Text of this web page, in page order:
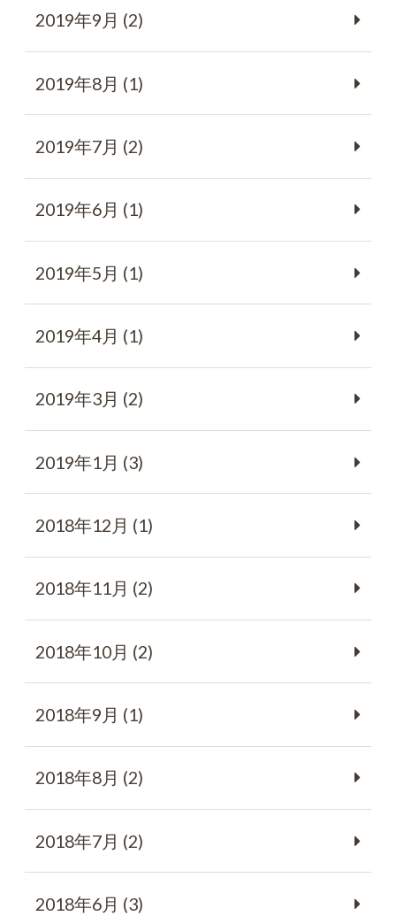
2019年9月 (2)
2019年8月 (1)
2019年7月 (2)
2019年6月 (1)
2019年5月 (1)
2019年4月 (1)
2019年3月 (2)
2019年1月 (3)
2018年12月 (1)
2018年11月 (2)
2018年10月 (2)
2018年9月 (1)
2018年8月 (2)
2018年7月 (2)
2018年6月 (3)